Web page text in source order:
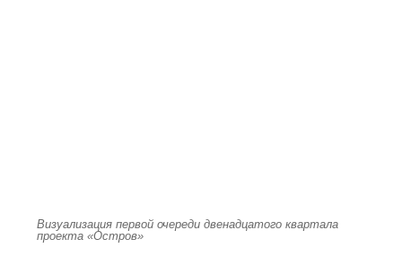
Визуализация первой очереди двенадцатого квартала
проекта «Остров»